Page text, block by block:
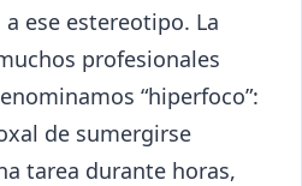
ese estereotipo. La
profesionales
“hiperfoco”:
de sumergirse
tarea durante horas,